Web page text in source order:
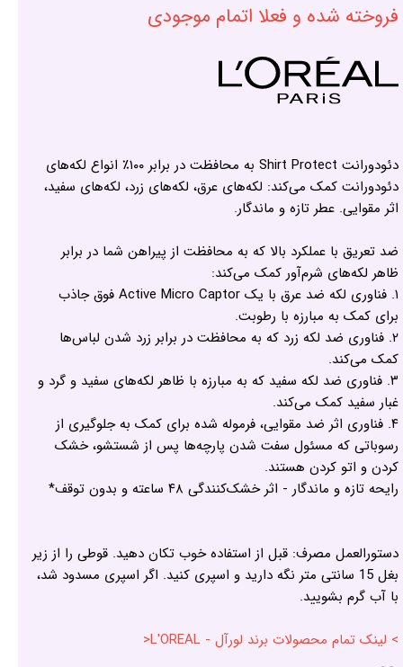
فروخته شده و فعلا اتمام موجودی
دئودورانت Shirt Protect به محافظت در برابر ۱۰۰٪ انواع لکه‌های
دئودورانت کمک می‌کند: لکه‌های عرق، لکه‌های زرد، لکه‌های سفید،
اثر مقوایی. عطر تازه و ماندگار.
ضد تعریق با عملکرد بالا که به محافظت از پیراهن شما در برابر
ظاهر لکه‌های شرم‌آور کمک می‌کند:
۱. فناوری لکه ضد عرق با یک Active Micro Captor فوق جاذب
برای کمک به مبارزه با رطوبت.
۲. فناوری ضد لکه زرد که به محافظت در برابر زرد شدن لباس‌ها
کمک می‌کند.
۳. فناوری ضد لکه سفید که به مبارزه با ظاهر لکه‌های سفید و گرد و
غبار سفید کمک می‌کند.
۴. فناوری اثر ضد مقوایی، فرموله شده برای کمک به جلوگیری از
رسوباتی که مسئول سفت شدن پارچه‌ها پس از شستشو، خشک
کردن و اتو کردن هستند.
رایحه تازه و ماندگار - اثر خشک‌کنندگی ۴۸ ساعته و بدون توقف*
دستورالعمل مصرف: قبل از استفاده خوب تکان دهید. قوطی را از زیر
بغل 15 سانتی متر نگه دارید و اسپری کنید. اگر اسپری مسدود شد،
با آب گرم بشویید.
> لینک تمام محصولات برند لورآل - L'OREAL<